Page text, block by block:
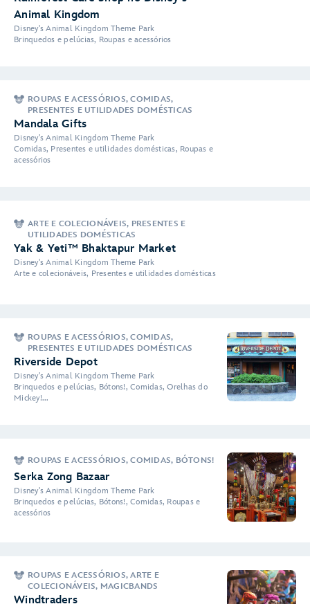
Animal Kingdom
Disney's Animal Kingdom Theme Park
Brinquedos e pelúcias, Roupas e acessórios
ROUPAS E ACESSÓRIOS, COMIDAS,
PRESENTES E UTILIDADES DOMÉSTICAS
Mandala Gifts
Disney's Animal Kingdom Theme Park
Comidas, Presentes e utilidades domésticas, Roupas e
acessórios
ARTE E COLECIONÁVEIS, PRESENTES E
UTILIDADES DOMÉSTICAS
Yak & Yeti™ Bhaktapur Market
Disney's Animal Kingdom Theme Park
Arte e colecionáveis, Presentes e utilidades domésticas
ROUPAS E ACESSÓRIOS, COMIDAS,
PRESENTES E UTILIDADES DOMÉSTICAS
Riverside Depot
Disney's Animal Kingdom Theme Park
Brinquedos e pelúcias, Bótons!, Comidas, Orelhas do
Mickey!...
ROUPAS E ACESSÓRIOS, COMIDAS, BÓTONS!
Serka Zong Bazaar
Disney's Animal Kingdom Theme Park
Brinquedos e pelúcias, Bótons!, Comidas, Roupas e
acessórios
ROUPAS E ACESSÓRIOS, ARTE E
COLECIONÁVEIS, MAGICBANDS
Windtraders